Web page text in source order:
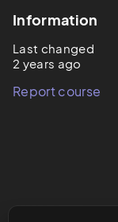
Information
Last changed
2 years ago
Report course